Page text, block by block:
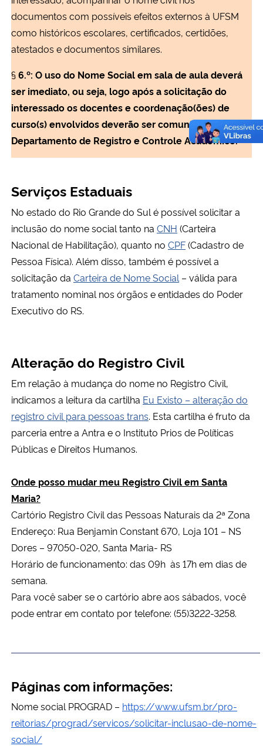
documentos com possíveis efeitos externos à UFSM
como históricos escolares, certificados, certidões,
atestados e documentos similares.
§6.º: O uso do Nome Social em sala de aula deverá
ser imediato, ou seja, logo após a solicitação do
interessado os docentes e coordenação(ões) de
curso(s) envolvidos deverão ser comunicados pelo
Departamento de Registro e Controle Acadêmico.
Serviços Estaduais
No estado do Rio Grande do Sul é possível solicitar a
inclusão do nome social tanto na CNH (Carteira
Nacional de Habilitação), quanto no CPF(Cadastro de
Pessoa Física). Além disso, também é possível a
solicitação da Carteira de Nome Social – válida para
tratamento nominal nos órgãos e entidades do Poder
Executivo do RS.
Alteração do Registro Civil
Em relação à mudança do nome no Registro Civil,
indicamos a leitura da cartilha Eu Existo – alteração do
registro civil para pessoas trans. Esta cartilha é fruto da
parceria entre a Antra e o Instituto Prios de Políticas
Públicas e Direitos Humanos.
Onde posso mudar meu Registro Civil em Santa
Maria?
Cartório Registro Civil das Pessoas Naturais da 2ª Zona
Endereço: Rua Benjamin Constant 670, Loja 101 – NS
Dores – 97050-020, Santa Maria- RS
Horário de funcionamento: das 09h às 17h em dias de
semana.
Para você saber se o cartório abre aos sábados, você
pode entrar em contato por telefone: (55)3222-3258.
Páginas com informações:
Nome social PROGRAD – https://www.ufsm.br/pro-
reitorias/prograd/servicos/solicitar-inclusao-de-nome-
social/